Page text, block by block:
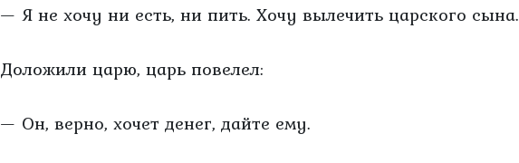
— Я не хочу ни есть, ни пить. Хочу вылечить царского сына.
Доложили царю, царь повелел:
— Он, верно, хочет денег, дайте ему.